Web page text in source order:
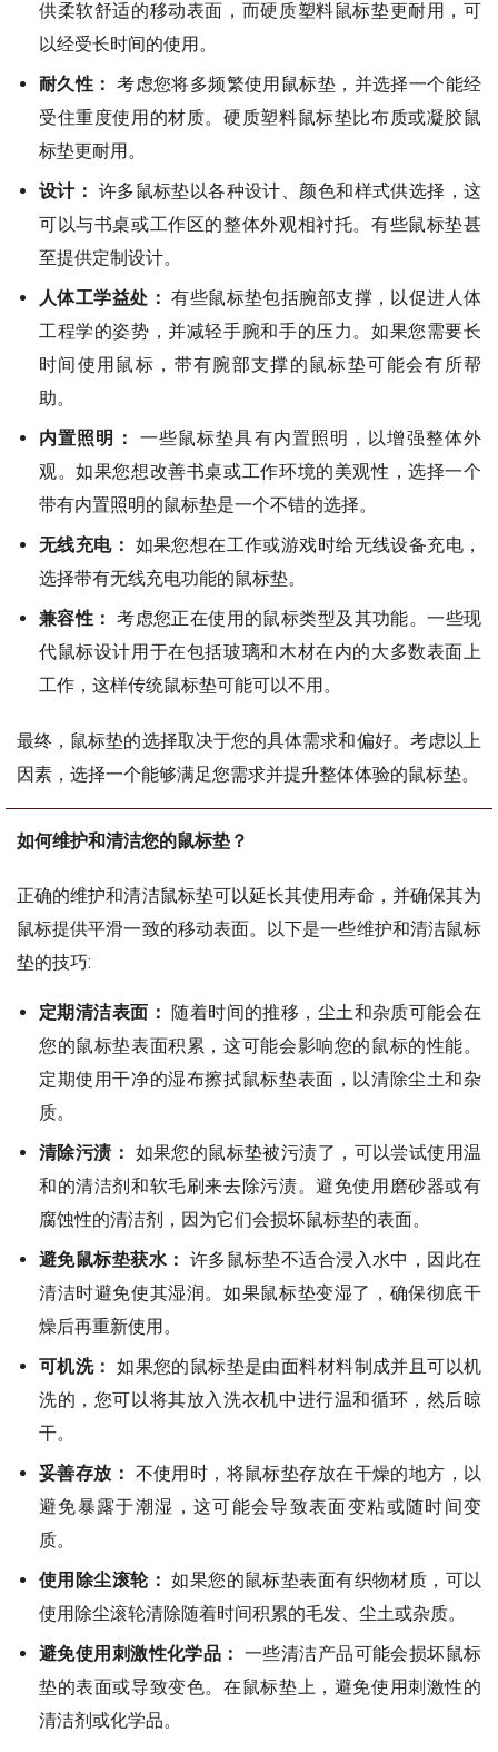
供柔软舒适的移动表面，而硬质塑料鼠标垫更耐用，可
以经受长时间的使用。
耐久性： 考虑您将多频繁使用鼠标垫，并选择一个能经
受住重度使用的材质。硬质塑料鼠标垫比布质或凝胶鼠
标垫更耐用。
设计： 许多鼠标垫以各种设计、颜色和样式供选择，这
可以与书桌或工作区的整体外观相衬托。有些鼠标垫甚
至提供定制设计。
人体工学益处： 有些鼠标垫包括腕部支撑，以促进人体
工程学的姿势，并减轻手腕和手的压力。如果您需要长
时间使用鼠标，带有腕部支撑的鼠标垫可能会有所帮
助。
内置照明：
一些鼠标垫具有内置照明，以增强整体外
观。如果您想改善书桌或工作环境的美观性，选择一个
带有内置照明的鼠标垫是一个不错的选择。
无线充电： 如果您想在工作或游戏时给无线设备充电，
选择带有无线充电功能的鼠标垫。
兼容性： 考虑您正在使用的鼠标类型及其功能。一些现
代鼠标设计用于在包括玻璃和木材在内的大多数表面上
工作，这样传统鼠标垫可能可以不用。
最终，鼠标垫的选择取决于您的具体需求和偏好。考虑以上
因素，选择一个能够满足您需求并提升整体体验的鼠标垫。
如何维护和清洁您的鼠标垫？
正确的维护和清洁鼠标垫可以延长其使用寿命，并确保其为
鼠标提供平滑一致的移动表面。以下是一些维护和清洁鼠标
垫的技巧:
定期清洁表面：
随着时间的推移，尘土和杂质可能会在
您的鼠标垫表面积累，这可能会影响您的鼠标的性能。
定期使用干净的湿布擦拭鼠标垫表面，以清除尘土和杂
质。
清除污渍： 如果您的鼠标垫被污渍了，可以尝试使用温
和的清洁剂和软毛刷来去除污渍。避免使用磨砂器或有
腐蚀性的清洁剂，因为它们会损坏鼠标垫的表面。
避免鼠标垫获水： 许多鼠标垫不适合浸入水中，因此在
清洁时避免使其湿润。如果鼠标垫变湿了，确保彻底干
燥后再重新使用。
可机洗： 如果您的鼠标垫是由面料材料制成并且可以机
洗的，您可以将其放入洗衣机中进行温和循环，然后晾
干。
妥善存放： 不使用时，将鼠标垫存放在干燥的地方，以
避免暴露于潮湿，这可能会导致表面变粘或随时间变
质。
使用除尘滚轮： 如果您的鼠标垫表面有织物材质，可以
使用除尘滚轮清除随着时间积累的毛发、尘土或杂质。
避免使用刺激性化学品： 一些清洁产品可能会损坏鼠标
垫的表面或导致变色。在鼠标垫上，避免使用刺激性的
清洁剂或化学品。